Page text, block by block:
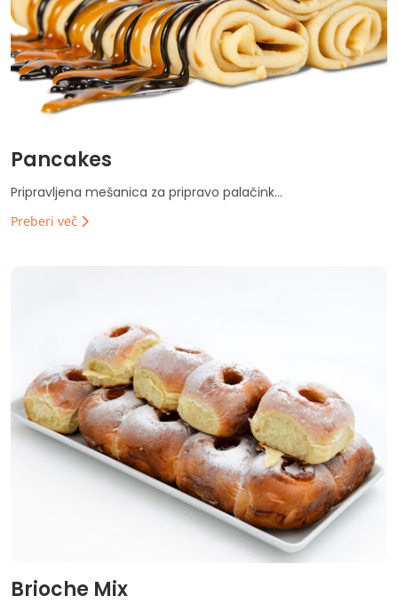
Pancakes
Pripravljena mešanica za pripravo palačink...
Preberi več
Brioche Mix